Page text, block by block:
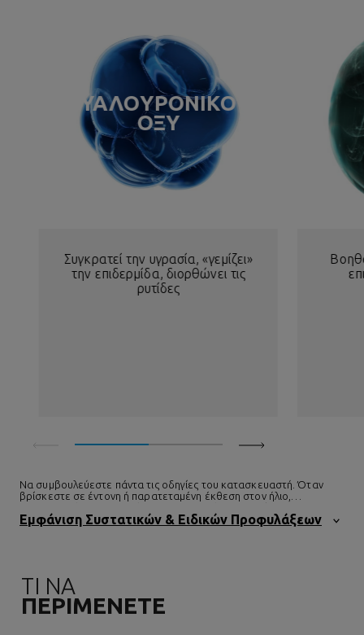
ΥΑΛΟΥΡΟΝΙΚΟ
ΟΞΥ
Συγκρατεί την υγρασία, «γεμίζει»
την επιδερμίδα, διορθώνει τις
ρυτίδες
Να συμβουλεύεστε πάντα τις οδηγίες του κατασκευαστή. Όταν
βρίσκεστε σε έντονη ή παρατεταμένη έκθεση στον ήλιο,
χρησιμοποιήστε την κατάλληλη αντηλιακή προστασία.
Εμφάνιση Συστατικών & Ειδικών Προφυλάξεων
ΤΙ ΝΑ
ΠΕΡΙΜΕΝΕΤΕ